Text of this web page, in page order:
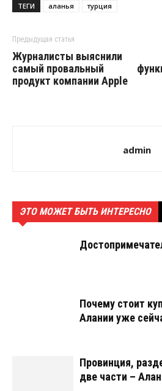
ТЕГИ аланья турция
Предыдущая статья
Журналисты выяснили
самый провальный
продукт компании Apple
admin
ЭТО МОЖЕТ БЫТЬ ИНТЕРЕСНО
Почему стоит
Алании уже
Провинция,
две части –